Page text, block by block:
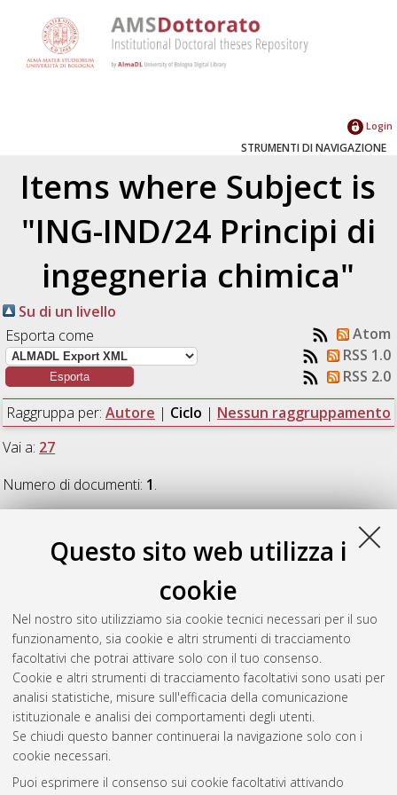
Questo sito web utilizza i
cookie
Nel nostro sito utilizziamo sia cookie tecnici necessari per il suo
funzionamento, sia cookie e altri strumenti di tracciamento
facoltativi che potrai attivare solo con il tuo consenso.
Cookie e altri strumenti di tracciamento facoltativi sono usati per
analisi statistiche, misure sull'efficacia della comunicazione
istituzionale e analisi dei comportamenti degli utenti.
Se chiudi questo banner continuerai la navigazione solo con i
cookie necessari.
Puoi esprimere il consenso sui cookie facoltativi attivando
Login
STRUMENTI DI NAVIGAZIONE
Items where Subject is
"ING-IND/24 Principi di
ingegneria chimica"
Su di un livello
Esporta come
Atom
RSS 1.0
RSS 2.0
Raggruppa per: Autore | Ciclo | Nessun raggruppamento
Vai a: 27
Numero di documenti: 1.
(2015)Solubility, diffusivity and
permeability of gases in glassy polymers
Alma Mater Studiorum Università di Bologna. Dottorato di
ricerca inIngegneria chimica dell'ambiente e della sicurezza
27 Ciclo. DOI 10.6092/unibo/amsdottorato/7102.
Questa lista e' stata generata ilFri Aug 7 20:34:12 2026 CEST
Atom